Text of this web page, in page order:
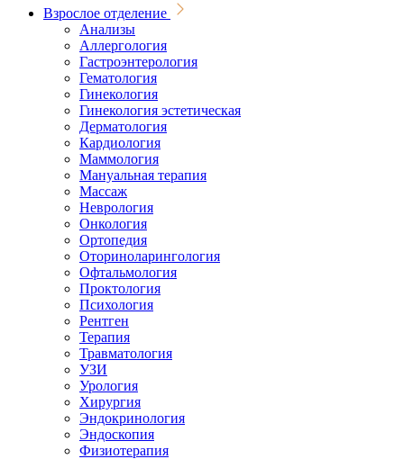
Взрослое отделение
Анализы
Аллергология
Гастроэнтерология
Гематология
Гинекология
Гинекология эстетическая
Дерматология
Кардиология
Маммология
Мануальная терапия
Массаж
Неврология
Онкология
Ортопедия
Оториноларингология
Офтальмология
Проктология
Психология
Рентген
Терапия
Травматология
УЗИ
Урология
Хирургия
Эндокринология
Эндоскопия
Физиотерапия